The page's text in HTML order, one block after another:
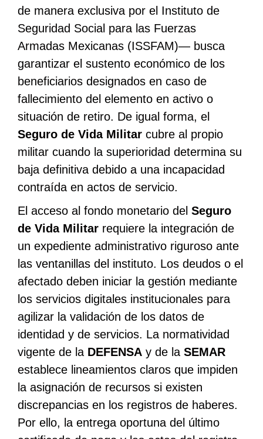
de manera exclusiva por el Instituto de
Seguridad Social para las Fuerzas
Armadas Mexicanas (ISSFAM)— busca
garantizar el sustento económico de los
beneficiarios designados en caso de
fallecimiento del elemento en activo o
situación de retiro. De igual forma, el
Seguro de Vida Militar cubre al propio
militar cuando la superioridad determina su
baja definitiva debido a una incapacidad
contraída en actos de servicio.
El acceso al fondo monetario del Seguro
de Vida Militar requiere la integración de
un expediente administrativo riguroso ante
las ventanillas del instituto. Los deudos o el
afectado deben iniciar la gestión mediante
los servicios digitales institucionales para
agilizar la validación de los datos de
identidad y de servicios. La normatividad
vigente de la DEFENSA y de la SEMAR
establece lineamientos claros que impiden
la asignación de recursos si existen
discrepancias en los registros de haberes.
Por ello, la entrega oportuna del último